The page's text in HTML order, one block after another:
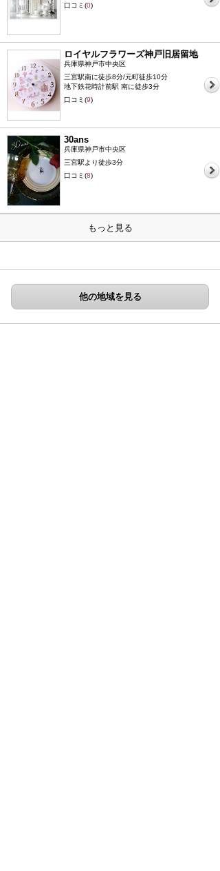
口コミ(0)
ロイヤルフラワーズ神戸旧居留地
兵庫県神戸市中央区
三宮駅南に徒歩8分/元町徒歩10分
地下鉄花時計前駅 南に徒歩3分
口コミ(9)
30ans
兵庫県神戸市中央区
三宮駅より徒歩3分
口コミ(8)
もっと見る
他の地域を見る